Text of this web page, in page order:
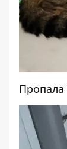
Пропала